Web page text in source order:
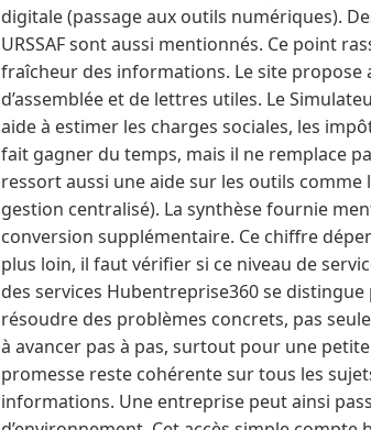
digitale (passage aux outils numériques).
URSSAF sont aussi mentionnés. Ce point
fraîcheur des informations. Le site propose
d’assemblée et de lettres utiles. Le
aide à estimer les charges sociales, les
fait gagner du temps, mais il ne remplace
ressort aussi une aide sur les outils comme
gestion centralisé). La synthèse fournie
conversion supplémentaire. Ce chiffre
plus loin, il faut vérifier si ce niveau de
des services Hubentreprise360 se
résoudre des problèmes concrets, pas
à avancer pas à pas, surtout pour une
promesse reste cohérente sur tous les
informations. Une entreprise peut ainsi